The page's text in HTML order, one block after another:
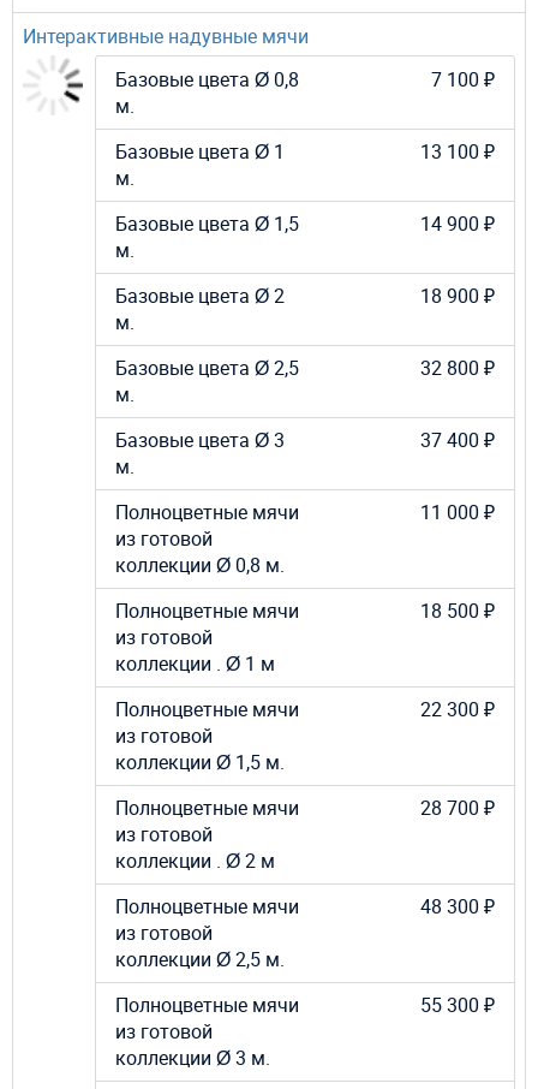
Интерактивные надувные мячи
Базовые цвета Ø 0,8
м.
7 100 ₽
Базовые цвета Ø 1
м.
13 100 ₽
Базовые цвета Ø 1,5
м.
14 900 ₽
Базовые цвета Ø 2
м.
18 900 ₽
Базовые цвета Ø 2,5
м.
32 800 ₽
Базовые цвета Ø 3
м.
37 400 ₽
Полноцветные мячи
из готовой
коллекции Ø 0,8 м.
11 000 ₽
Полноцветные мячи
из готовой
коллекции . Ø 1 м
18 500 ₽
Полноцветные мячи
из готовой
коллекции Ø 1,5 м.
22 300 ₽
Полноцветные мячи
из готовой
коллекции . Ø 2 м
28 700 ₽
Полноцветные мячи
из готовой
коллекции Ø 2,5 м.
48 300 ₽
Полноцветные мячи
из готовой
коллекции Ø 3 м.
55 300 ₽